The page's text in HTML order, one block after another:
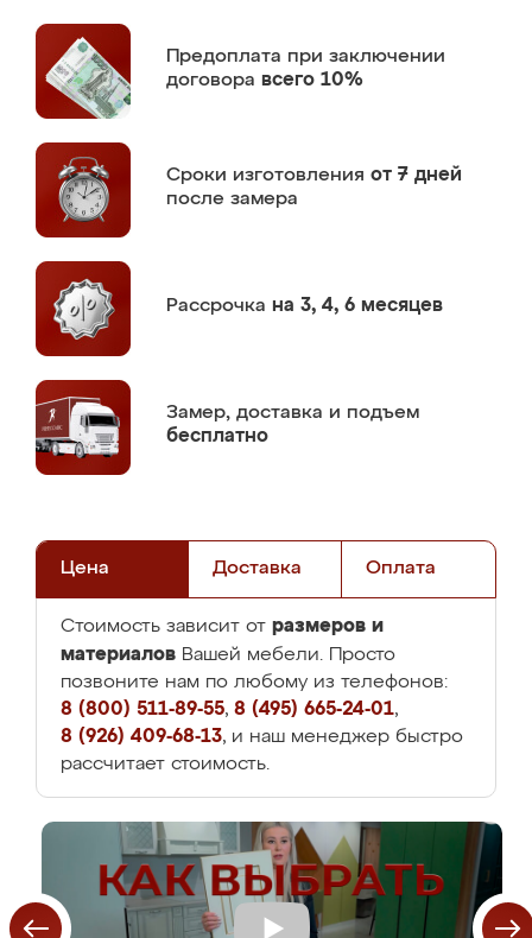
Предоплата при заключении
договора всего 10%
Сроки изготовления от 7 дней
после замера
Рассрочка на 3, 4, 6 месяцев
Замер, доставка и подъем
бесплатно
Цена Доставка Оплата
Стоимость зависит от размеров и
материалов Вашей мебели. Просто
позвоните нам по любому из телефонов:
8 (800) 511-89-55, 8 (495) 665-24-01,
8 (926) 409-68-13, и наш менеджер быстро
рассчитает стоимость.